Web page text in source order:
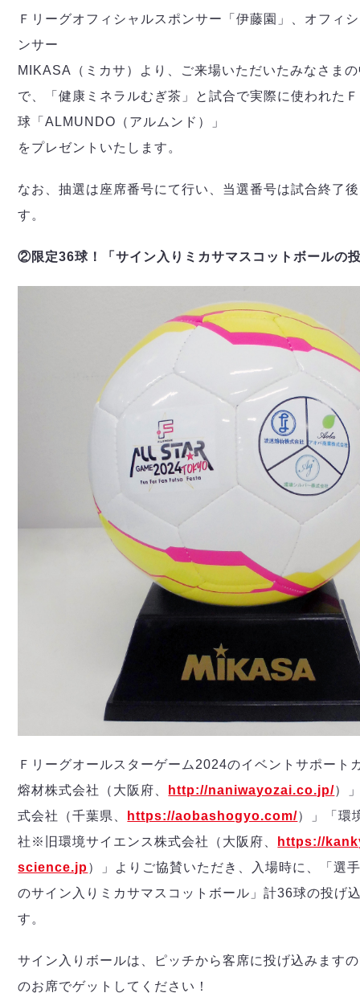
ヴィンセドール白山
アグレミーナ浜松
ポルセイド浜田
ミラクルスマイル新居浜
Ｆリーグオフィシャルスポンサー「伊藤園」、オフィ
ンサー
MIKASA（ミカサ）より、ご来場いただいたみなさま
で、「健康ミネラルむぎ茶」と試合で実際に使われた
球「ALMUNDO（アルムンド）」
をプレゼントいたします。
なお、抽選は座席番号にて⾏い、当選番号は試合終了
す。
②限定36球！「サイン入りミカサマスコットボールの
Ｆリーグオールスターゲーム2024のイベントサポート
熔材株式会社（大阪府、
http://naniwayozai.co.jp/）
式会社（千葉県、
https://aobashogyo.com/）」「環
社※旧環境サイエンス株式会社（大阪府、
https://
science.jp）」よりご協賛いただき、入場時に、「選
のサイン入りミカサマスコットボール」計36球の投げ
す。
サイン入りボールは、ピッチから客席に投げ込みます
のお席でゲットしてください！